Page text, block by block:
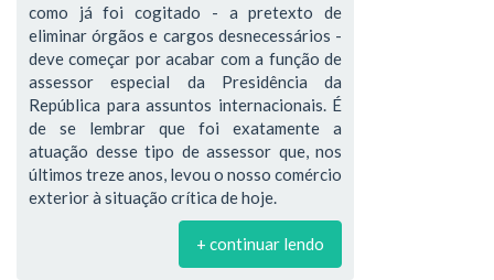
como já foi cogitado - a pretexto de
eliminar órgãos e cargos desnecessários -
deve começar por acabar com a função de
assessor especial da Presidência da
República para assuntos internacionais. É
de se lembrar que foi exatamente a
atuação desse tipo de assessor que, nos
últimos treze anos, levou o nosso comércio
exterior à situação crítica de hoje.
+ continuar lendo